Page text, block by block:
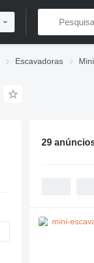
Escavadoras
29